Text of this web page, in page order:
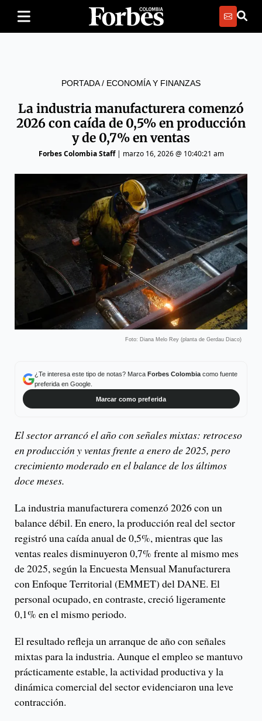
PORTADA/ ECONOMÍA Y FINANZAS
La industria manufacturera comenzó
2026 con caída de 0,5% en producción
y de 0,7% en ventas
Forbes Colombia Staff| marzo 16, 2026 @ 10:40:21 am
Foto: Diana Melo Rey (planta de Gerdau Diaco)
¿Te interesa este tipo de notas? Marca Forbes Colombiacomo fuente
preferida en Google.
Marcar como preferida
El sector arrancó el año con señales mixtas: retroceso
en producción y ventas frente a enero de 2025, pero
crecimiento moderado en el balance de los últimos
doce meses.
La industria manufacturera comenzó 2026 con un
balance débil. En enero, la producción real del sector
registró una caída anual de 0,5%, mientras que las
ventas reales disminuyeron 0,7% frente al mismo mes
de 2025, según la Encuesta Mensual Manufacturera
con Enfoque Territorial (EMMET) del DANE. El
personal ocupado, en contraste, creció ligeramente
0,1% en el mismo periodo.
El resultado refleja un arranque de año con señales
mixtas para la industria. Aunque el empleo se mantuvo
prácticamente estable, la actividad productiva y la
dinámica comercial del sector evidenciaron una leve
contracción.